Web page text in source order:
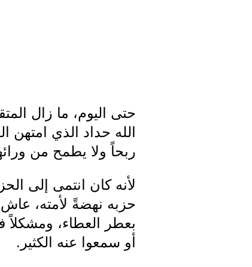
حتى اليوم، ما زال
الله حداد الذي
ربحاً ولا يطمح من
لأنه كان انتمى إلى
حزبه نهضةً لأمته، عاش
بعطر العطاء،
أو سمعوا عنه الكثير.